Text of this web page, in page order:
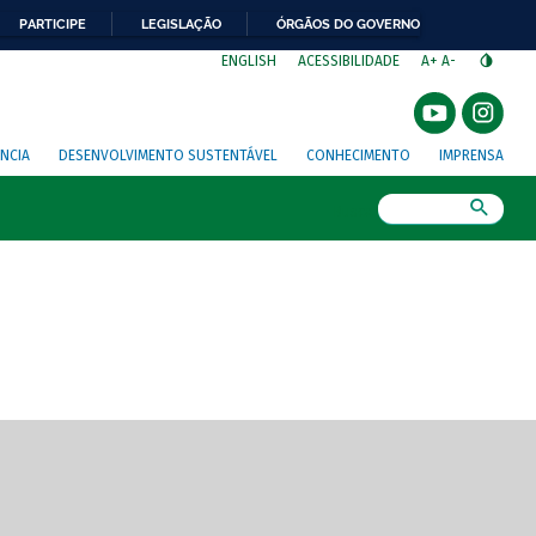
PARTICIPE LEGISLAÇÃO ÓRGÃOS DO GOVERNO
ENGLISH ACESSIBILIDADE A+ A-
DESENVOLVIMENTO SUSTENTÁVEL CONHECIMENTO IMPRENSA
de tela